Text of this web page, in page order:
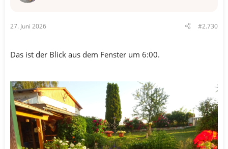
:
27. Juni 2026 #2.730
Das ist der Blick aus dem Fenster um 6:00.